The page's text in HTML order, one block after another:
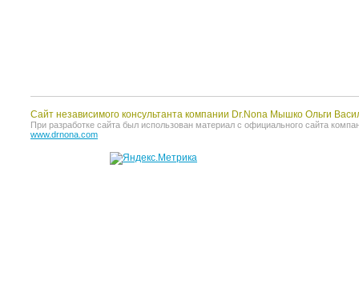
Сайт независимого консультанта компании Dr.Nona Мышко Ольги
При разработке сайта был использован материал с официального сайта
www.drnona.com